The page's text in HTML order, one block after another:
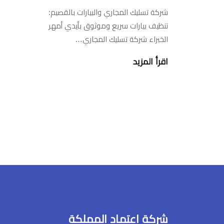
شركة تسليك المجاري والبيارات بالقصيم:
تنظيف بيارات سريع وموثوق بأيدي أمهر
الخبراء شركة تسليك المجاري…
اقرأ المزيد
شركة اعتماد المملكة